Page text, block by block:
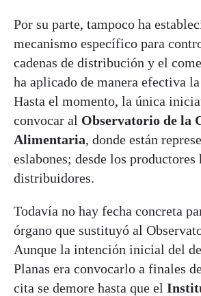
Por su parte, tampoco ha
mecanismo específico para
cadenas de distribución y el
ha aplicado de manera efectiva
Hasta el momento, la única
convocar al Observatorio de la
Alimentaria, donde están
eslabones; desde los productores
distribuidores.
Todavía no hay fecha concreta
órgano que sustituyó al
Aunque la intención inicial del
Planas era convocarlo a finales
cita se demore hasta que el